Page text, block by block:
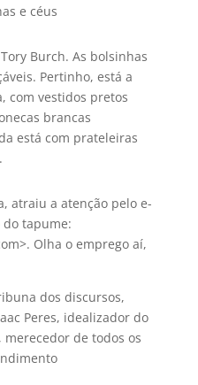
e céus
Burch. As bolsinhas
Pertinho, está a
com vestidos pretos
brancas
está com prateleiras
atraiu a atenção pelo e-
tapume:
Olha o emprego aí­,
dos discursos,
Peres, idealizador do
de todos os